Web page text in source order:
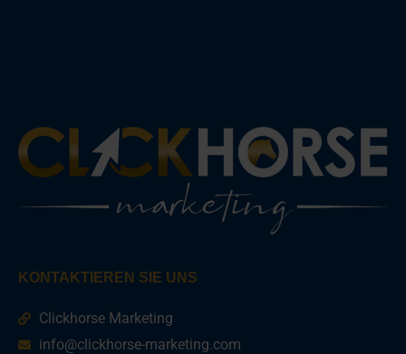
KONTAKTIEREN SIE UNS
Clickhorse Marketing
info@clickhorse-marketing.com